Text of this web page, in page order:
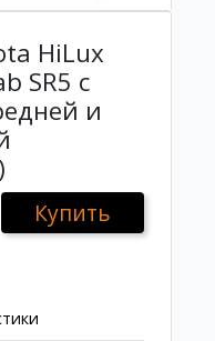
HiLux
SR5 с
и
Купить